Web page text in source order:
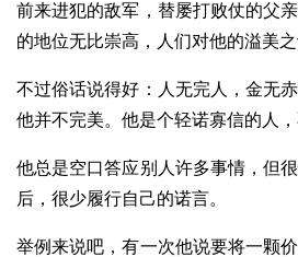
前来进犯的敌军，替屡打败仗的父
的地位无比崇高，人们对他的溢美之
不过俗话说得好：人无完人，金无
他并不完美。他是个轻诺寡信的人，
他总是空口答应别人许多事情，但
后，很少履行自己的诺言。
举例来说吧，有一次他说要将一颗